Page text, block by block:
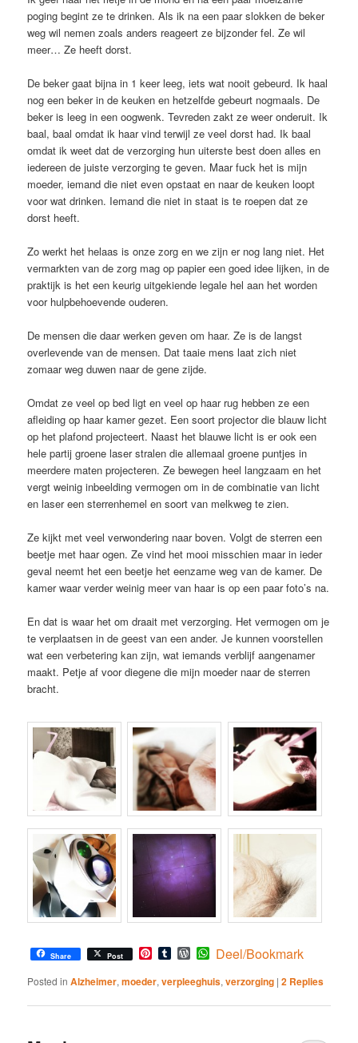
poging begint ze te drinken. Als ik na een paar slokken de beker
weg wil nemen zoals anders reageert ze bijzonder fel. Ze wil
meer… Ze heeft dorst.
De beker gaat bijna in 1 keer leeg, iets wat nooit gebeurd. Ik haal
nog een beker in de keuken en hetzelfde gebeurt nogmaals. De
beker is leeg in een oogwenk. Tevreden zakt ze weer onderuit. Ik
baal, baal omdat ik haar vind terwijl ze veel dorst had. Ik baal
omdat ik weet dat de verzorging hun uiterste best doen alles en
iedereen de juiste verzorging te geven. Maar fuck het is mijn
moeder, iemand die niet even opstaat en naar de keuken loopt
voor wat drinken. Iemand die niet in staat is te roepen dat ze
dorst heeft.
Zo werkt het helaas is onze zorg en we zijn er nog lang niet. Het
vermarkten van de zorg mag op papier een goed idee lijken, in de
praktijk is het een keurig uitgekiende legale hel aan het worden
voor hulpbehoevende ouderen.
De mensen die daar werken geven om haar. Ze is de langst
overlevende van de mensen. Dat taaie mens laat zich niet
zomaar weg duwen naar de gene zijde.
Omdat ze veel op bed ligt en veel op haar rug hebben ze een
afleiding op haar kamer gezet. Een soort projector die blauw licht
op het plafond projecteert. Naast het blauwe licht is er ook een
hele partij groene laser stralen die allemaal groene puntjes in
meerdere maten projecteren. Ze bewegen heel langzaam en het
vergt weinig inbeelding vermogen om in de combinatie van licht
en laser een sterrenhemel en soort van melkweg te zien.
Ze kijkt met veel verwondering naar boven. Volgt de sterren een
beetje met haar ogen. Ze vind het mooi misschien maar in ieder
geval neemt het een beetje het eenzame weg van de kamer. De
kamer waar verder weinig meer van haar is op een paar foto’s na.
En dat is waar het om draait met verzorging. Het vermogen om je
te verplaatsen in de geest van een ander. Je kunnen voorstellen
wat een verbetering kan zijn, wat iemands verblijf aangenamer
maakt. Petje af voor diegene die mijn moeder naar de sterren
bracht.
Share Post Pinterest
TumblrWordPress
WhatsApp
Deel/Bookmark
Posted in Alzheimer,moeder,verpleeghuis,verzorging |2 Replies